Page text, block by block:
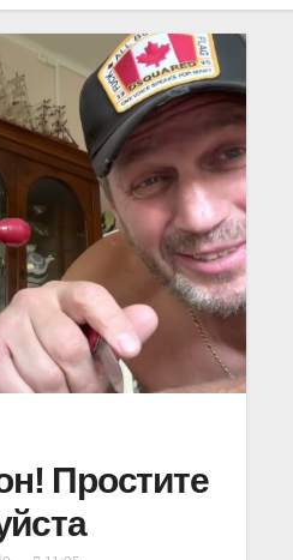
Простите